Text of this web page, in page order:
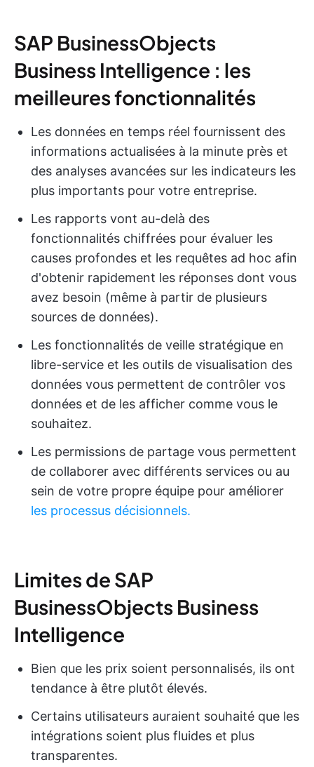
SAP BusinessObjects
Business Intelligence : les
meilleures fonctionnalités
Les données en temps réel fournissent des
informations actualisées à la minute près et
des analyses avancées sur les indicateurs les
plus importants pour votre entreprise.
Les rapports vont au-delà des
fonctionnalités chiffrées pour évaluer les
causes profondes et les requêtes ad hoc afin
d'obtenir rapidement les réponses dont vous
avez besoin (même à partir de plusieurs
sources de données).
Les fonctionnalités de veille stratégique en
libre-service et les outils de visualisation des
données vous permettent de contrôler vos
données et de les afficher comme vous le
souhaitez.
Les permissions de partage vous permettent
de collaborer avec différents services ou au
sein de votre propre équipe pour améliorer
les processus décisionnels.
Limites de SAP
BusinessObjects Business
Intelligence
Bien que les prix soient personnalisés, ils ont
tendance à être plutôt élevés.
Certains utilisateurs auraient souhaité que les
intégrations soient plus fluides et plus
transparentes.